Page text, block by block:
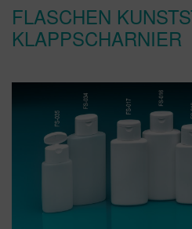
FLASCHEN
KLAPPSCHARNIER